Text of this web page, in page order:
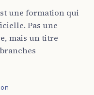
une formation qui
Pas une
mais un titre